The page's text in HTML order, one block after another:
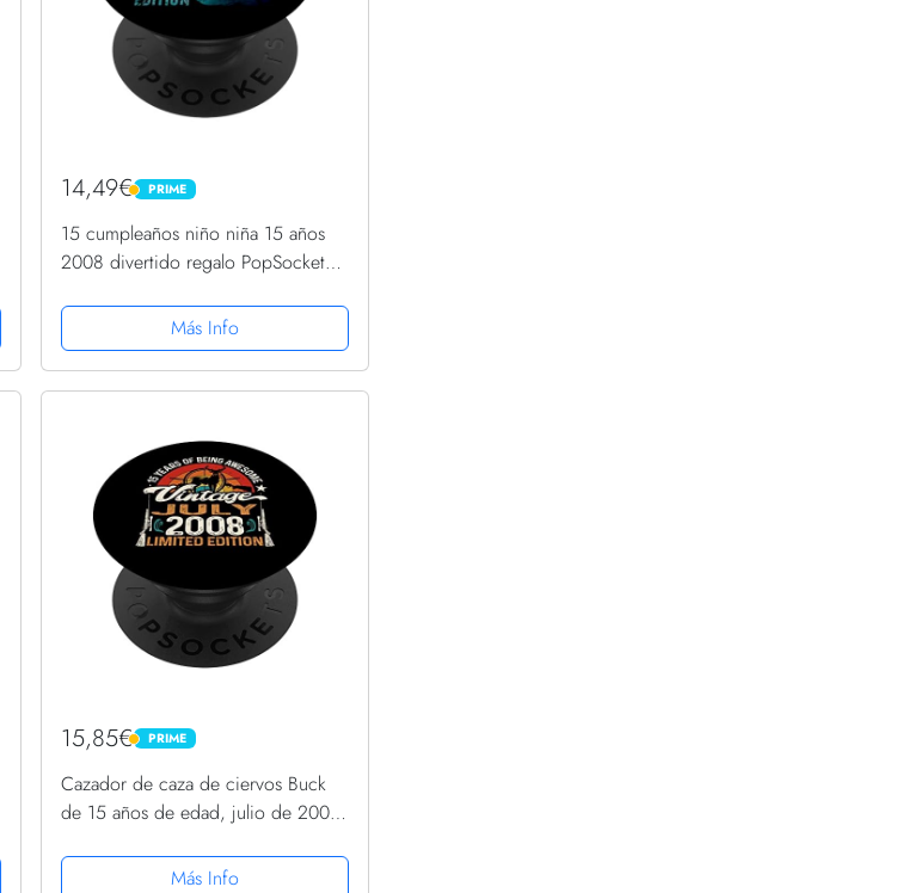
14,49€ PRIME
PRIME
15 cumpleaños niño niña 15 años
2008 divertido regalo PopSockets
Más Info
15,85€ PRIME
PRIME
Cazador de caza de ciervos Buck
de 15 años de edad, julio de 2008,
PopGrip Intercambiable
Más Info